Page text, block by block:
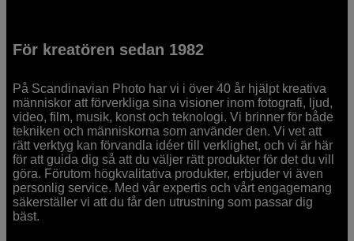
För kreatören sedan 1982
På Scandinavian Photo har vi i över 40 år hjälpt kreativa
människor att förverkliga sina visioner inom fotografi, ljud,
video, film, musik, konst och teknologi. Vi brinner för både
tekniken och människorna som använder den. Vi vet att
rätt verktyg kan förvandla idéer till verklighet, och vi är här
för att guida dig så att du väljer rätt produkter för det du vill
göra. Förutom högkvalitativa produkter, erbjuder vi även
personlig service. Med vår expertis och vårt engagemang
säkerställer vi att du får den utrustning som passar dig
bäst.